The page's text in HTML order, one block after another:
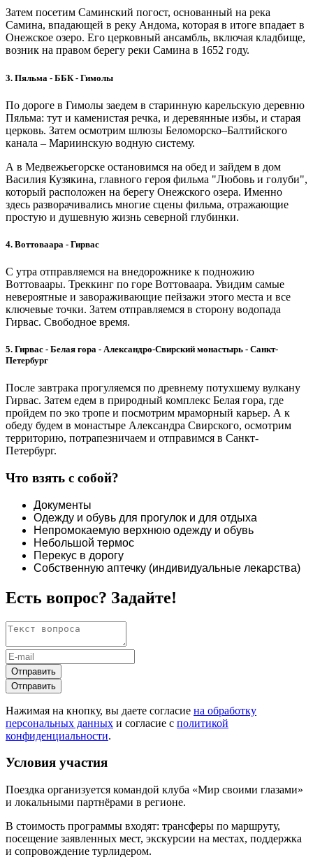
Затем посетим Саминский погост, основанный на река
Самина, впадающей в реку Андома, которая в итоге впадает в
Онежское озеро. Его церковный ансамбль, включая кладбище,
возник на правом берегу реки Самина в 1652 году.
3. Пяльма - ББК - Гимолы
По дороге в Гимолы заедем в старинную карельскую деревню
Пяльма: тут и каменистая речка, и деревянные избы, и старая
церковь. Затем осмотрим шлюзы Беломорско–Балтийского
канала – Мариинскую водную систему.
А в Медвежьегорске остановимся на обед и зайдем в дом
Василия Кузякина, главного героя фильма "Любовь и голуби",
который расположен на берегу Онежского озера. Именно
здесь разворачивались многие сцены фильма, отражающие
простую и душевную жизнь северной глубинки.
4. Воттоваара - Гирвас
С утра отправляемся на внедорожнике к подножию
Воттоваары. Треккинг по горе Воттоваара. Увидим самые
невероятные и завораживающие пейзажи этого места и все
ключевые точки. Затем отправляемся в сторону водопада
Гирвас. Свободное время.
5. Гирвас - Белая гора - Александро-Свирский монастырь - Санкт-
Петербург
После завтрака прогуляемся по древнему потухшему вулкану
Гирвас. Затем едем в природный комплекс Белая гора, где
пройдем по эко тропе и посмотрим мраморный карьер. А к
обеду будем в монастыре Александра Свирского, осмотрим
территорию, потрапезничаем и отправимся в Санкт-
Петербург.
Что взять с собой?
Документы
Одежду и обувь для прогулок и для отдыха
Непромокаемую верхнюю одежду и обувь
Небольшой термос
Перекус в дорогу
Собственную аптечку (индивидуальные лекарства)
Есть вопрос? Задайте!
Отправить
Отправить
Нажимая на кнопку, вы даете согласие на обработку
персональных данных и согласие с политикой
конфиденциальности.
Условия участия
Поездка организуется командой клуба «Мир своими глазами»
и локальными партнёрами в регионе.
В стоимость программы входят: трансферы по маршруту,
посещение заявленных мест, экскурсии на местах, поддержка
и сопровождение турлидером.